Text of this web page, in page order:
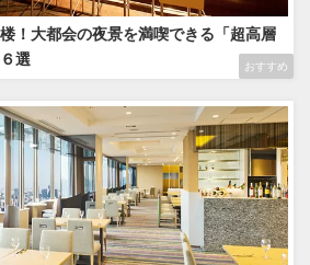
おすすめ
！大都会の夜景を満喫できる「超高層
選